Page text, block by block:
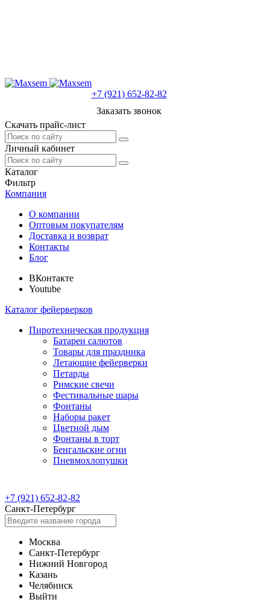
+7 (921) 652-82-82
Заказать звонок
Скачать прайс-лист
Личный кабинет
Каталог
Фильтр
Компания
О компании
Оптовым покупателям
Доставка и возврат
Контакты
Блог
ВКонтакте
Youtube
Каталог фейерверков
Пиротехническая продукция
Батареи салютов
Товары для праздника
Летающие фейерверки
Петарды
Римские свечи
Фестивальные шары
Фонтаны
Наборы ракет
Цветной дым
Фонтаны в торт
Бенгальские огни
Пневмохлопушки
+7 (921) 652-82-82
Санкт-Петербург
Москва
Санкт-Петербург
Нижний Новгород
Казань
Челябинск
Выйти